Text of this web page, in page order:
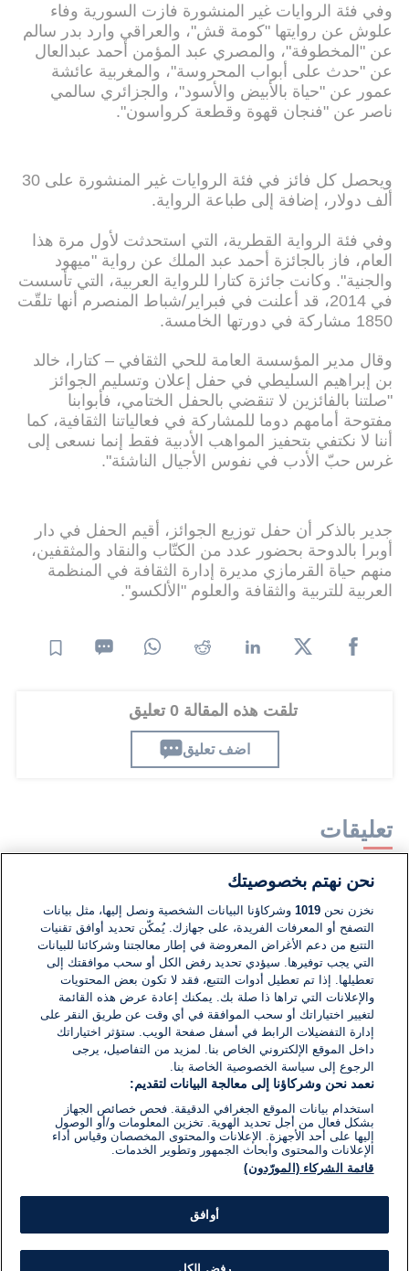
وفي فئة الروايات غير المنشورة فازت السورية وفاء
علوش عن روايتها "كومة قش"، والعراقي وارد بدر سالم
عن "المخطوفة"، والمصري عبد المؤمن أحمد عبدالعال
عن "حدث على أبواب المحروسة"، والمغربية عائشة
عمور عن "حياة بالأبيض والأسود"، والجزائري سالمي
ناصر عن "فنجان قهوة وقطعة كرواسون".
ويحصل كل فائز في فئة الروايات غير المنشورة على 30
ألف دولار، إضافة إلى طباعة الرواية.
وفي فئة الرواية القطرية، التي استحدثت لأول مرة هذا
العام، فاز بالجائزة أحمد عبد الملك عن رواية "ميهود
والجنية". وكانت جائزة كتارا للرواية العربية، التي تأسست
في 2014، قد أعلنت في فبراير/شباط المنصرم أنها تلقّت
1850 مشاركة في دورتها الخامسة.
وقال مدير المؤسسة العامة للحي الثقافي – كتارا، خالد
بن إبراهيم السليطي في حفل إعلان وتسليم الجوائز
"صلتنا بالفائزين لا تنقضي بالحفل الختامي، فأبوابنا
مفتوحة أمامهم دوما للمشاركة في فعالياتنا الثقافية، كما
أننا لا نكتفي بتحفيز المواهب الأدبية فقط إنما نسعى إلى
غرس حبّ الأدب في نفوس الأجيال الناشئة".
جدير بالذكر أن حفل توزيع الجوائز، أقيم الحفل في دار
أوبرا بالدوحة بحضور عدد من الكتّاب والنقاد والمثقفين،
منهم حياة القرمازي مديرة إدارة الثقافة في المنظمة
العربية للتربية والثقافة والعلوم "الألكسو".
تلقت هذه المقالة 0 تعليق
اضف تعليق
تعليقات
لا توجد تعليقات مكتوبة حتى الآن. كن الأول!
اكتب تعليقًا جديدًا ...
نحن نهتم بخصوصيتك
نخزن نحن1019 وشركاؤنا البيانات الشخصية ونصل إليها، مثل بيانات
التصفح أو المعرفات الفريدة، على جهازك. يُمكّن تحديد أوافق تقنيات
التتبع من دعم الأغراض المعروضة في إطار معالجتنا وشركائنا للبيانات
التي يجب توفيرها. سيؤدي تحديد رفض الكل أو سحب موافقتك إلى
تعطيلها. إذا تم تعطيل أدوات التتبع، فقد لا تكون بعض المحتويات
والإعلانات التي تراها ذا صلة بك. يمكنك إعادة عرض هذه القائمة
لتغيير اختياراتك أو سحب الموافقة في أي وقت عن طريق النقر على
إدارة التفضيلات الرابط في أسفل صفحة الويب. ستؤثر اختياراتك
داخل الموقع الإلكتروني الخاص بنا. لمزيد من التفاصيل، يرجى
الرجوع إلى سياسة الخصوصية الخاصة بنا.
نعمد نحن وشركاؤنا إلى معالجة البيانات لتقديم:
استخدام بيانات الموقع الجغرافي الدقيقة. فحص خصائص الجهاز
بشكل فعال من أجل تحديد الهوية. تخزين المعلومات و/أو الوصول
إليها على أحد الأجهزة. الإعلانات والمحتوى المخصصان وقياس أداء
الإعلانات والمحتوى وأبحاث الجمهور وتطوير الخدمات.
قائمة الشركاء (المورّدون)
أوافق